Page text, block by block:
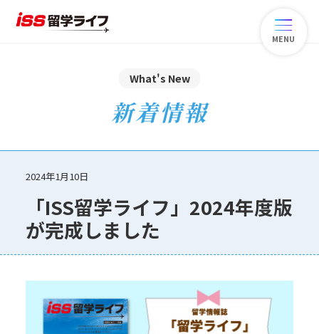
MENU
What's New
新着情報
2024年1月10日
「ISS留学ライフ」2024年度版
が完成しました